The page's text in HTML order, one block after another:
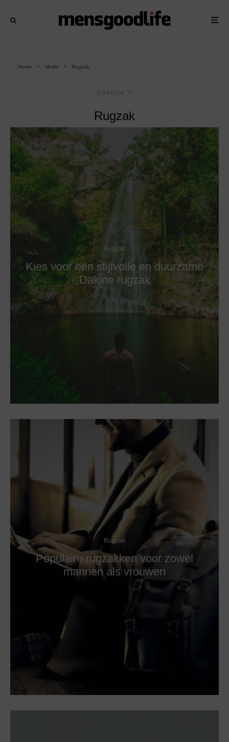
Home Mode Rugzak
Laatste
Rugzak
Rugzak
Kies voor een stijlvolle en duurzame
Dakine rugzak
Rugzak
Populaire rugzakken voor zowel
mannen als vrouwen